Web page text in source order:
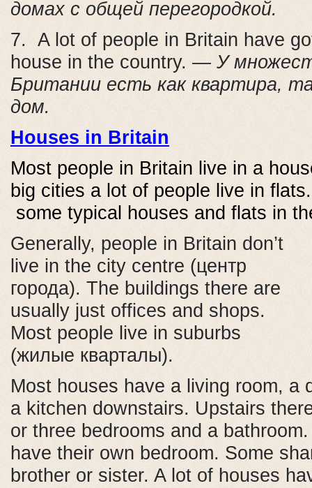
домах с общей перегородкой.
7. A lot of people in Britain have
house in the country. — У
Британии есть как квартира,
дом.
Houses in Britain
Most people in Britain live in a
big cities a lot of people live in
some typical houses and flats in
Generally, people in Britain don’t
live in the city centre (центр
города). The buildings there are
usually just offices and shops.
Most people live in suburbs
(жилые кварталы).
Most houses have a living room, a
a kitchen downstairs. Upstairs
or three bedrooms and a
have their own bedroom. Some
brother or sister. A lot of houses